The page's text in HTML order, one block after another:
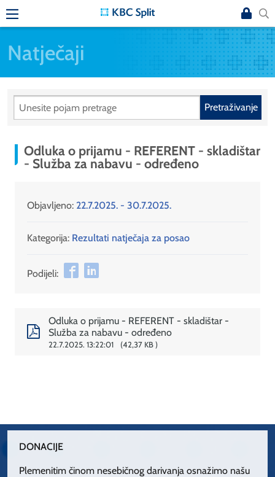
Natječaji
Pretraživanje
Odluka o prijamu - REFERENT - skladištar
- Služba za nabavu - određeno
Objavljeno: 22.7.2025. - 30.7.2025.
Kategorija: Rezultati natječaja za posao
Podijeli:
Odluka o prijamu - REFERENT - skladištar -
Služba za nabavu - određeno
22.7.2025. 13:22:01 42,37 KB
DONACIJE
Plemenitim činom nesebičnog darivanja osnažimo našu